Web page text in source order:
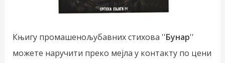
Књигу промашенољубавних стихова ''Бунар''
можете наручити преко мејла у контакту по цени